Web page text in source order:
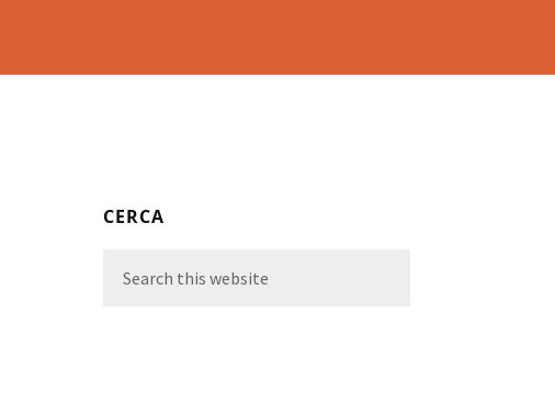
Primary
CERCA
this